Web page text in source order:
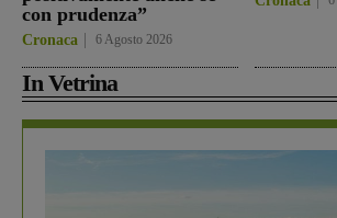
con prudenza”
Cronaca 6 Agosto 2026
In Vetrina